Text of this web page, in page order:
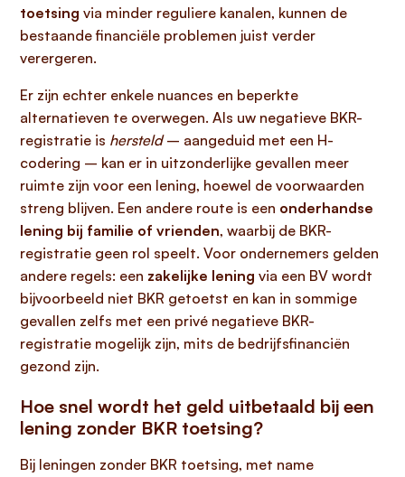
toetsing via minder reguliere kanalen, kunnen de
bestaande financiële problemen juist verder
verergeren.
Er zijn echter enkele nuances en beperkte
alternatieven te overwegen. Als uw negatieve BKR-
registratie is hersteld– aangeduid met een H-
codering – kan er in uitzonderlijke gevallen meer
ruimte zijn voor een lening, hoewel de voorwaarden
streng blijven. Een andere route is een onderhandse
lening bij familie of vrienden, waarbij de BKR-
registratie geen rol speelt. Voor ondernemers gelden
andere regels: een zakelijke lening via een BV wordt
bijvoorbeeld niet BKR getoetst en kan in sommige
gevallen zelfs met een privé negatieve BKR-
registratie mogelijk zijn, mits de bedrijfsfinanciën
gezond zijn.
Hoe snel wordt het geld uitbetaald bij een
lening zonder BKR toetsing?
Bij leningen zonder BKR toetsing, met name